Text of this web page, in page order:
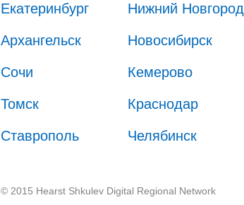
Екатеринбург Нижний Новгород
Архангельск Новосибирск
Сочи Кемерово
Томск Краснодар
Ставрополь Челябинск
© 2015 Hearst Shkulev Digital Regional Network